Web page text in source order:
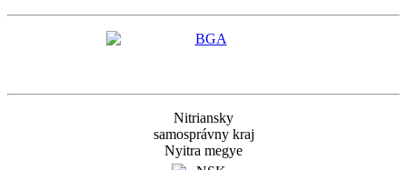
Nitriansky
samosprávny kraj
Nyitra megye